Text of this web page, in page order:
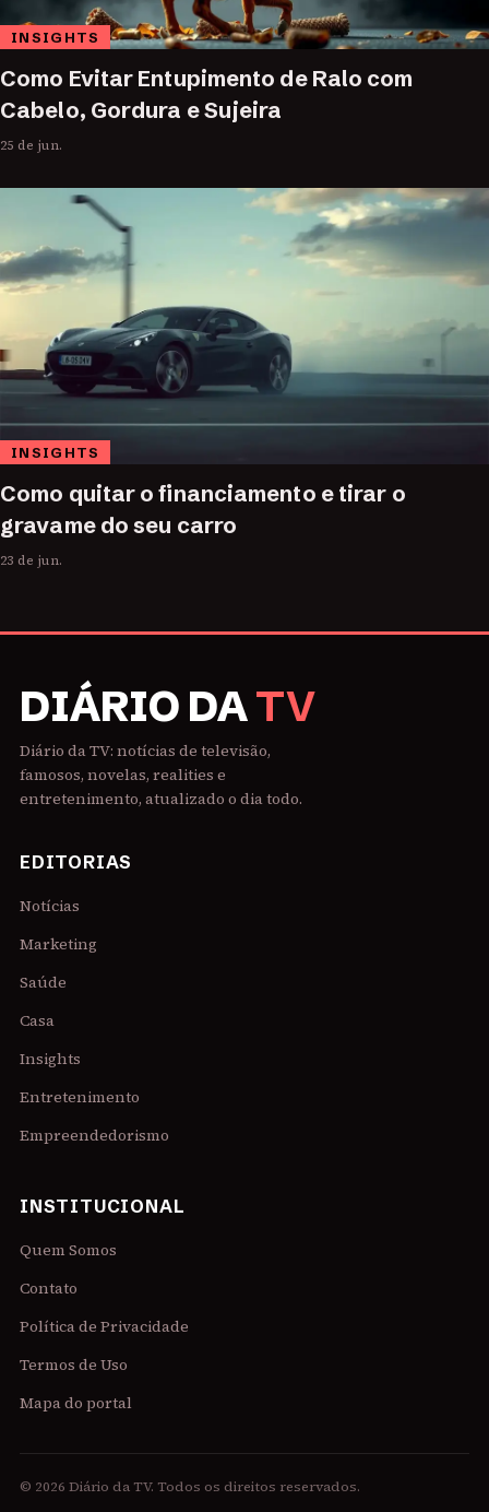
INSIGHTS
Como Evitar Entupimento de Ralo com
Cabelo, Gordura e Sujeira
25 de jun.
INSIGHTS
Como quitar o financiamento e tirar o
gravame do seu carro
23 de jun.
DIÁRIO DATV
Diário da TV: notícias de televisão,
famosos, novelas, realities e
entretenimento, atualizado o dia todo.
EDITORIAS
Notícias
Marketing
Saúde
Casa
Insights
Entretenimento
Empreendedorismo
INSTITUCIONAL
Quem Somos
Contato
Política de Privacidade
Termos de Uso
Mapa do portal
© 2026 Diário da TV. Todos os direitos reservados.